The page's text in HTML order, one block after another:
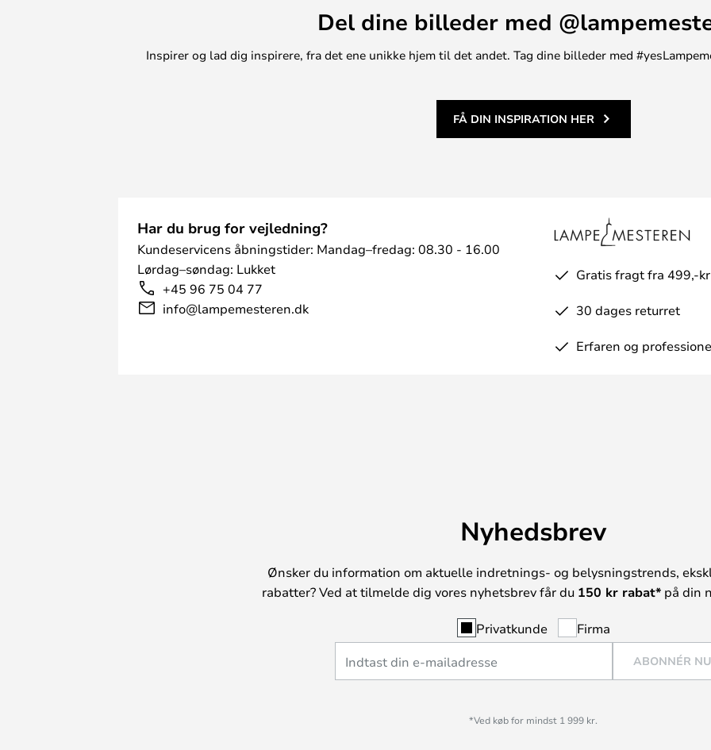
Del dine billeder med
Inspirer og lad dig inspirere, fra det ene unikke hjem til det andet. Tag dine billeder med
FÅ DIN INSPIRATION HER
Har du brug for vejledning?
Kundeservicens åbningstider: Mandag–fredag: 08.30 - 16.00
Lørdag–søndag: Lukket
+45 96 75 04 77
info@lampemesteren.dk
Gratis fragt fra 499,-
30 dages returret
Erfaren og
Nyhedsbrev
Ønsker du information om aktuelle indretnings- og belysningstrends,
rabatter? Ved at tilmelde dig vores nyhetsbrev får du 150 kr rabat*på din
Privatkunde Firma
ABONNÉR NU
*Ved køb for mindst 1 999 kr.